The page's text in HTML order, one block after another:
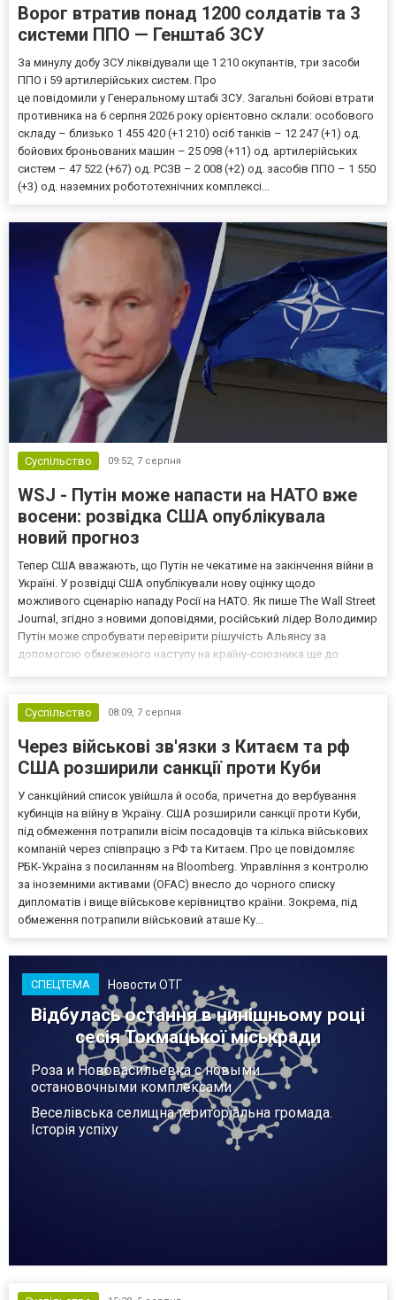
Ворог втратив понад 1200 солдатів та 3
системи ППО — Генштаб ЗСУ
За минулу добу ЗСУ ліквідували ще 1 210 окупантів, три засоби
ППО і 59 артилерійських систем. Про
це повідомили у Генеральному штабі ЗСУ. Загальні бойові втрати
противника на 6 серпня 2026 року орієнтовно склали: особового
складу – близько 1 455 420 (+1 210) осіб танків – 12 247 (+1) од.
бойових броньованих машин – 25 098 (+11) од. артилерійських
систем – 47 522 (+67) од. РСЗВ – 2 008 (+2) од. засобів ППО – 1 550
(+3) од. наземних робототехнічних комплексі...
Суспільство 09:52, 7 серпня
WSJ - Путін може напасти на НАТО вже
восени: розвідка США опублікувала
новий прогноз
Тепер США вважають, що Путін не чекатиме на закінчення війни в
Україні. У розвідці США опублікували нову оцінку щодо
можливого сценарію нападу Росії на НАТО. Як пише The Wall Street
Journal, згідно з новими доповідями, російський лідер Володимир
Путін може спробувати перевірити рішучість Альянсу за
допомогою обмеженого наступу на країну-союзника ще до
Суспільство
08:09, 7 серпня
Через військові зв'язки з Китаєм та рф
США розширили санкції проти Куби
У санкційний список увійшла й особа, причетна до вербування
кубинців на війну в Україну. США розширили санкції проти Куби,
під обмеження потрапили вісім посадовців та кілька військових
компаній через співпрацю з РФ та Китаєм. Про це повідомляє
РБК-Україна з посиланням на Bloomberg. Управління з контролю
за іноземними активами (OFAC) внесло до чорного списку
дипломатів і вище військове керівництво країни. Зокрема, під
обмеження потрапили військовий аташе Ку...
СПЕЦТЕМА Новости ОТГ
Відбулась остання в нинішньому році
сесія Токмацької міськради
Роза и Нововасильевка с новыми
остановочными комплексами
Веселівська селищна територіальна громада.
Історія успіху